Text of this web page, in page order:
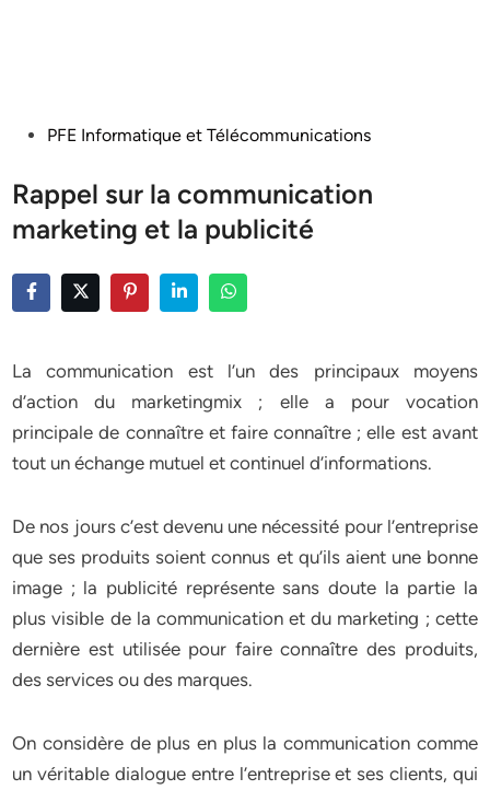
PostedPFE Informatique et Télécommunications
Rappel sur la communication
marketing et la publicité
La communication est l’un des principaux moyens
d’action du marketingmix ; elle a pour vocation
principale de connaître et faire connaître ; elle est avant
tout un échange mutuel et continuel d’informations.
De nos jours c’est devenu une nécessité pour l’entreprise
que ses produits soient connus et qu’ils aient une bonne
image ; la publicité représente sans doute la partie la
plus visible de la communication et du marketing ; cette
dernière est utilisée pour faire connaître des produits,
des services ou des marques.
On considère de plus en plus la communication comme
un véritable dialogue entre l’entreprise et ses clients, qui